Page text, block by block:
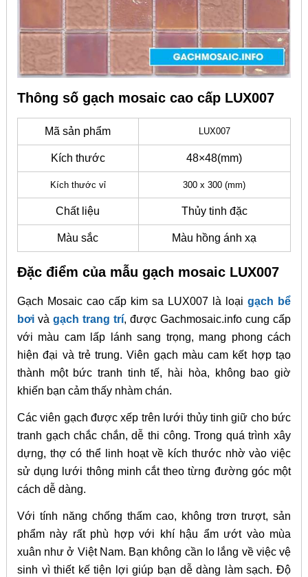
Thông số gạch mosaic cao cấp LUX007
Mã sản phẩm LUX007
Kích thước 48×48(mm)
Kích thước vỉ 300 x 300 (mm)
Chất liệu Thủy tinh đặc
Màu sắc Màu hồng ánh xạ
Đặc điểm của mẫu gạch mosaic LUX007
Gạch Mosaic cao cấp kim sa LUX007 là loạigạch bể
bơivà gạch trang trí, được Gachmosaic.info cung cấp
với màu cam lấp lánh sang trọng, mang phong cách
hiện đại và trẻ trung. Viên gạch màu cam kết hợp tạo
thành một bức tranh tinh tế, hài hòa, không bao giờ
khiến bạn cảm thấy nhàm chán.
Các viên gạch được xếp trên lưới thủy tinh giữ cho bức
tranh gạch chắc chắn, dễ thi công. Trong quá trình xây
dựng, thợ có thể linh hoạt về kích thước nhờ vào việc
sử dụng lưới thông minh cắt theo từng đường góc một
cách dễ dàng.
Với tính năng chống thấm cao, không trơn trượt, sản
phẩm này rất phù hợp với khí hậu ẩm ướt vào mùa
xuân như ở Việt Nam. Bạn không cần lo lắng về việc vệ
sinh vì thiết kế tiện lợi giúp bạn dễ dàng làm sạch. Độ